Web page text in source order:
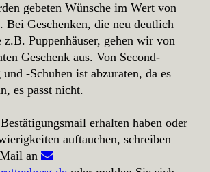
gebeten Wünsche im Wert von
Bei Geschenken, die neu deutlich
Puppenhäuser, gehen wir von
Geschenk aus. Von Second-
-Schuhen ist abzuraten, da es
es passt nicht.
erhalten haben oder
auftauchen, schreiben
an